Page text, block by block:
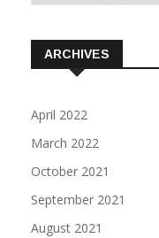
ARCHIVES
April 2022
March 2022
October 2021
September 2021
August 2021